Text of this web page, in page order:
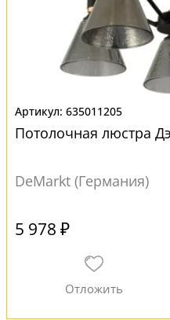
635011205
Потолочная люстра
DeMarkt (Германия)
5 978 ₽